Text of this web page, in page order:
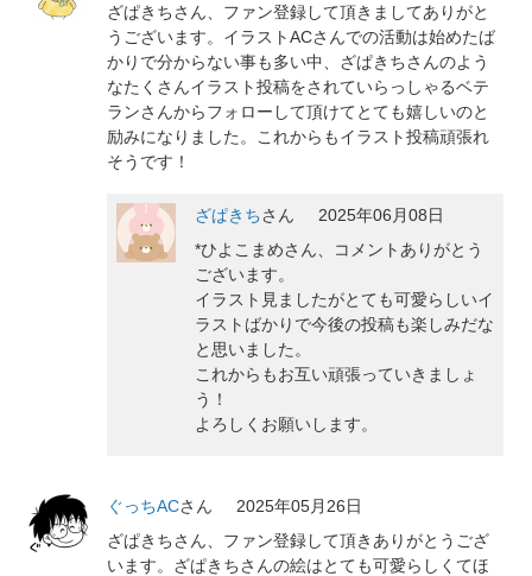
ざぱきちさん、ファン登録して頂きましてありがと
うございます。イラストACさんでの活動は始めたば
かりで分からない事も多い中、ざぱきちさんのよう
なたくさんイラスト投稿をされていらっしゃるベテ
ランさんからフォローして頂けてとても嬉しいのと
励みになりました。これからもイラスト投稿頑張れ
そうです！
ざぱきちさん
2025年06月08日
*ひよこまめさん、コメントありがとう
ございます。
イラスト見ましたがとても可愛らしいイ
ラストばかりで今後の投稿も楽しみだな
と思いました。
これからもお互い頑張っていきましょ
う！
よろしくお願いします。
ぐっちACさん
2025年05月26日
ざぱきちさん、ファン登録して頂きありがとうござ
います。ざぱきちさんの絵はとても可愛らしくてほ